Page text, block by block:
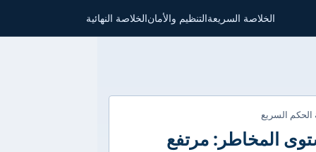
الخلاصة السريعةالتنظيم والأمانالخلاصة النهائية
الحكم السريع
المخاطر: مرتفع